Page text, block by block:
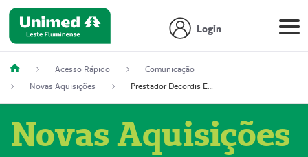
Login
Acesso Rápido
Comunicação
Novas Aquisições
Prestador Decordis Exames Cardiológicos LTDA (51004347-4)
Novas Aquisições